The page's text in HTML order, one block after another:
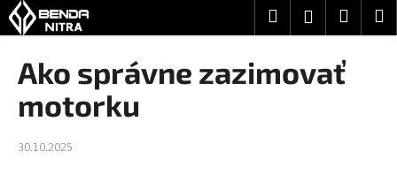
Prejsť
na
obsah
HľadaťPrihlásenie
Ako správne zazimovať
motorku
30.10.2025
K
o
Č
o
p